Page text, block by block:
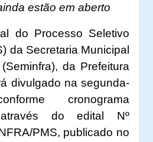
estão em aberto
do Processo Seletivo
da Secretaria Municipal
da Prefeitura
divulgado na segunda-
cronograma
através do edital Nº
PMS, publicado no